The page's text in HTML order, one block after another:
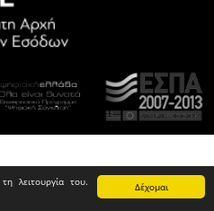
Δέχομαι
λειτουργία του.